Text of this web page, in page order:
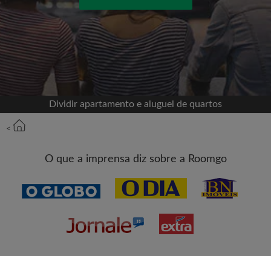
Cadastrar-se com o Facebook
Jamais publicaremos na sua linha do tempo sem
sua permissão
OU
Dividir apartamento e aluguel de quartos
<
O que a imprensa diz sobre a Roomgo